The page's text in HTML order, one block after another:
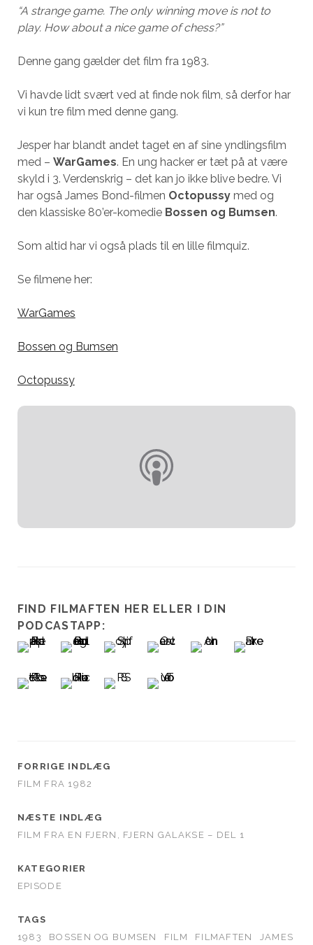
“A strange game. The only winning move is not to
play. How about a nice game of chess?”
Denne gang gælder det film fra 1983.
Vi havde lidt svært ved at finde nok film, så derfor har
vi kun tre film med denne gang.
Jesper har blandt andet taget en af sine yndlingsfilm
med – WarGames. En ung hacker er tæt på at være
skyld i 3. Verdenskrig – det kan jo ikke blive bedre. Vi
har også James Bond-filmen Octopussymed og
den klassiske 80’er-komedie Bossen og Bumsen.
Som altid har vi også plads til en lille filmquiz.
Se filmene her:
WarGames
Bossen og Bumsen
Octopussy
FIND FILMAFTEN HER ELLER I DIN
PODCASTAPP:
FORRIGE INDLÆG
FILM FRA 1982
NÆSTE INDLÆG
FILM FRA EN FJERN, FJERN GALAKSE – DEL 1
KATEGORIER
EPISODE
TAGS
1983
BOSSEN OG BUMSEN FILM FILMAFTEN
JAMES